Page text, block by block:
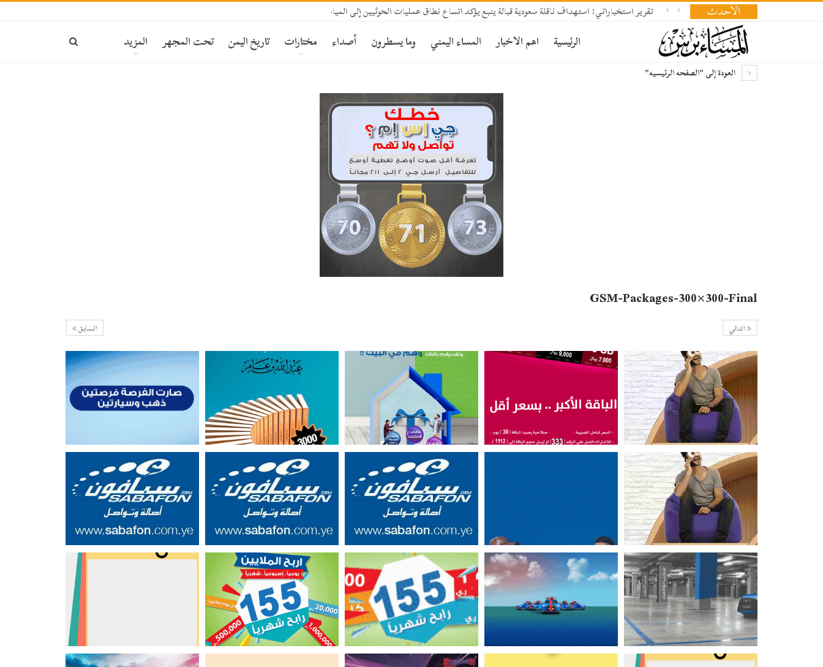
الأحدث تقرير استخباراتي: استهداف ناقلة سعودية قبالة ينبع يؤكد اتساع نطاق عمليات الحوثيين إلى المياه الإقليمية السعودية
الرئيسية اهم الاخبار المساء اليمني وما يسطرون أصداء مختارات تاريخ اليمن تحت المجهر المزيد
العودة إلى "الصفحه الرئيسيه"
GSM-Packages-300×300-Final
التالي السابق